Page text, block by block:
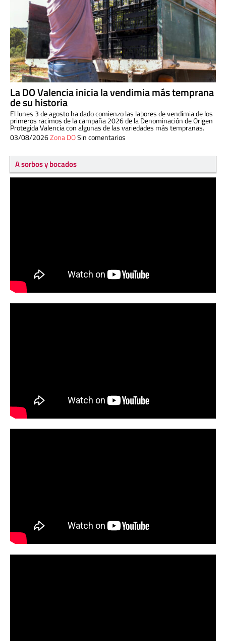
La DO Valencia inicia la vendimia más temprana
de su historia
El lunes 3 de agosto ha dado comienzo las labores de vendimia de los
primeros racimos de la campaña 2026 de la Denominación de Origen
Protegida Valencia con algunas de las variedades más tempranas.
03/08/2026Zona DOSin comentarios
A sorbos y bocados